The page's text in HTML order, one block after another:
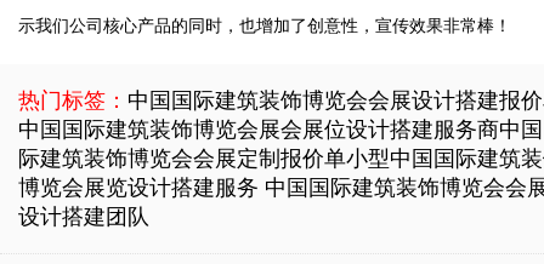
示我们公司核心产品的同时，也增加了创意性，宣传效果非常棒！
热门标签： 中国国际建筑装饰博览会会展设计搭建报
中国国际建筑装饰博览会展会展位设计搭建服务商中
际建筑装饰博览会会展定制报价单小型中国国际建筑
博览会展览设计搭建服务 中国国际建筑装饰博览会会
设计搭建团队